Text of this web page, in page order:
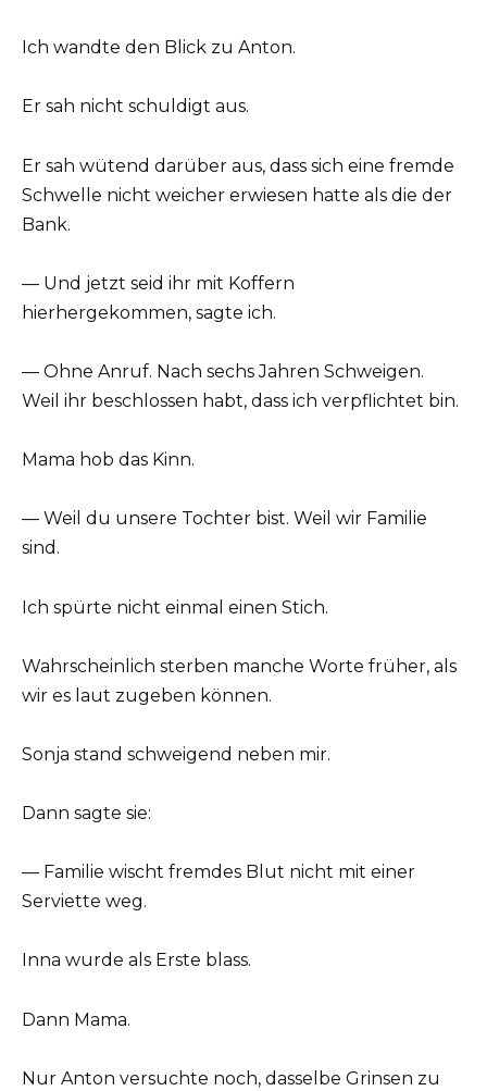
Ich wandte den Blick zu Anton.
Er sah nicht schuldigt aus.
Er sah wütend darüber aus, dass sich eine fremde
Schwelle nicht weicher erwiesen hatte als die der
Bank.
— Und jetzt seid ihr mit Koffern
hierhergekommen, sagte ich.
— Ohne Anruf. Nach sechs Jahren Schweigen.
Weil ihr beschlossen habt, dass ich verpflichtet bin.
Mama hob das Kinn.
— Weil du unsere Tochter bist. Weil wir Familie
sind.
Ich spürte nicht einmal einen Stich.
Wahrscheinlich sterben manche Worte früher, als
wir es laut zugeben können.
Sonja stand schweigend neben mir.
Dann sagte sie:
— Familie wischt fremdes Blut nicht mit einer
Serviette weg.
Inna wurde als Erste blass.
Dann Mama.
Nur Anton versuchte noch, dasselbe Grinsen zu